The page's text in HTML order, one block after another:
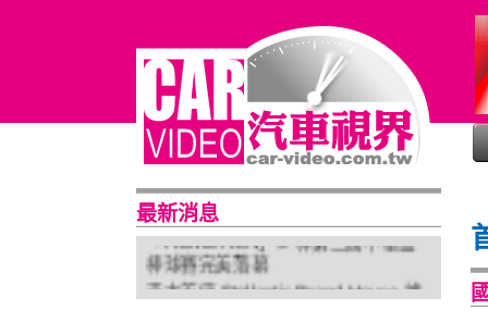
最新消息
進化未來
「HOME RUN」少棒第三屆中華盃
棒球賽完美落幕
亞太首座 Stellantis Brand House 據
點台中亮相